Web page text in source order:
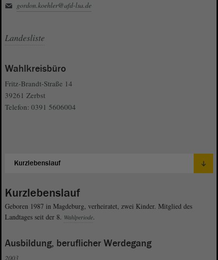
gordon.koehler@afd-lsa.de
Landesliste
Wahlkreisbüro
Fritz-Brandt-Straße 14
39261 Zerbst
Telefon: 0391 5606004
Kurzlebenslauf
Geboren 1987 in Magdeburg, verheiratet, zwei Kinder. Mitglied des
Landtages seit der 8. Wahlperiode.
Ausbildung, beruflicher Werdegang
2003